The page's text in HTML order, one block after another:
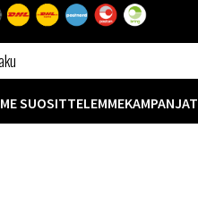
ME SUOSITTELEMMEKAMPANJAT